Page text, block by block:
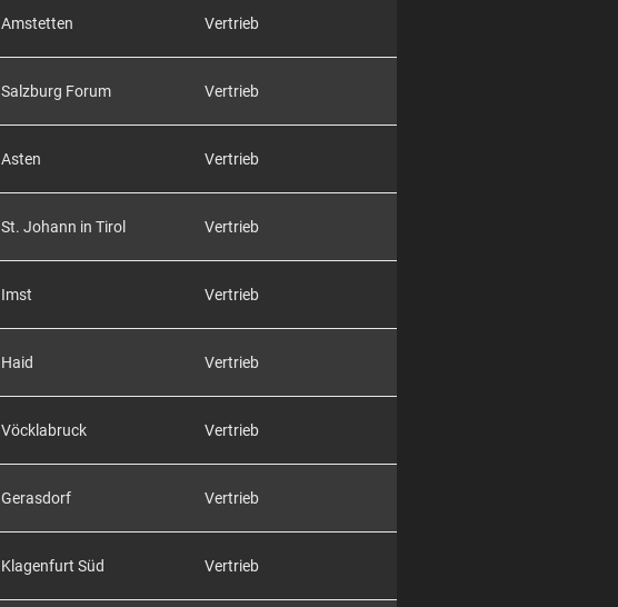
Amstetten Vertrieb
Salzburg Forum Vertrieb
Asten Vertrieb
St. Johann in Tirol Vertrieb
Imst Vertrieb
Haid Vertrieb
Vöcklabruck Vertrieb
Gerasdorf Vertrieb
Klagenfurt Süd Vertrieb